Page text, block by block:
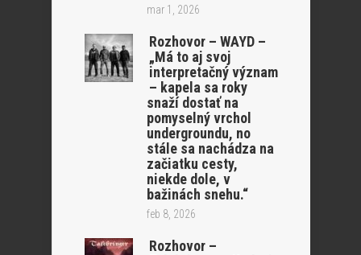
mar 1, 2026
Rozhovor – WAYD –
„Má to aj svoj
interpretačný význam
– kapela sa roky
snaží dostať na
pomyselný vrchol
undergroundu, no
stále sa nachádza na
začiatku cesty,
niekde dole, v
bažinách snehu.“
feb 8, 2026
Rozhovor –